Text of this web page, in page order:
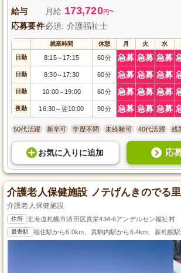
給与 月給 173,720円~
応募要件必須: 介護福祉士
就業時間 休憩 月 火 水
日勤 8:15～ 17:15 60分 急募 急募 急募
日勤 8:30～ 17:30 60分 急募 急募 急募
日勤 10:00～ 19:00 60分 急募 急募 急募
夜勤 16:30～ 翌10:00 90分 急募 急募 急募
50代活躍 新卒可 学歴不問 未経験可 40代活躍 残
お気に入り に追加 応
介護老人保健施設 ノテげんきのでる
介護老人保健施設
住所 北海道札幌市清田区真栄434-6アンデルセン福祉村
最寄駅 福住駅から6.0km、真駒内駅から6.4km、新札幌